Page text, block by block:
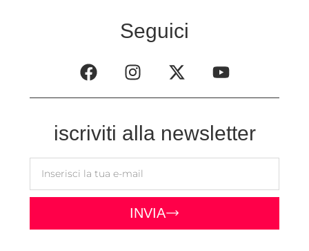
Seguici
iscriviti alla newsletter
INVIA